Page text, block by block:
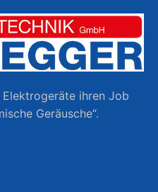
ihren Job
Geräusche“.